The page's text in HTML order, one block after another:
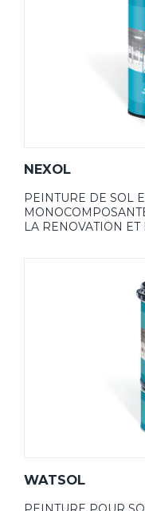
NEXOL
PEINTURE DE SOL
LA RENOVATION
WATSOL